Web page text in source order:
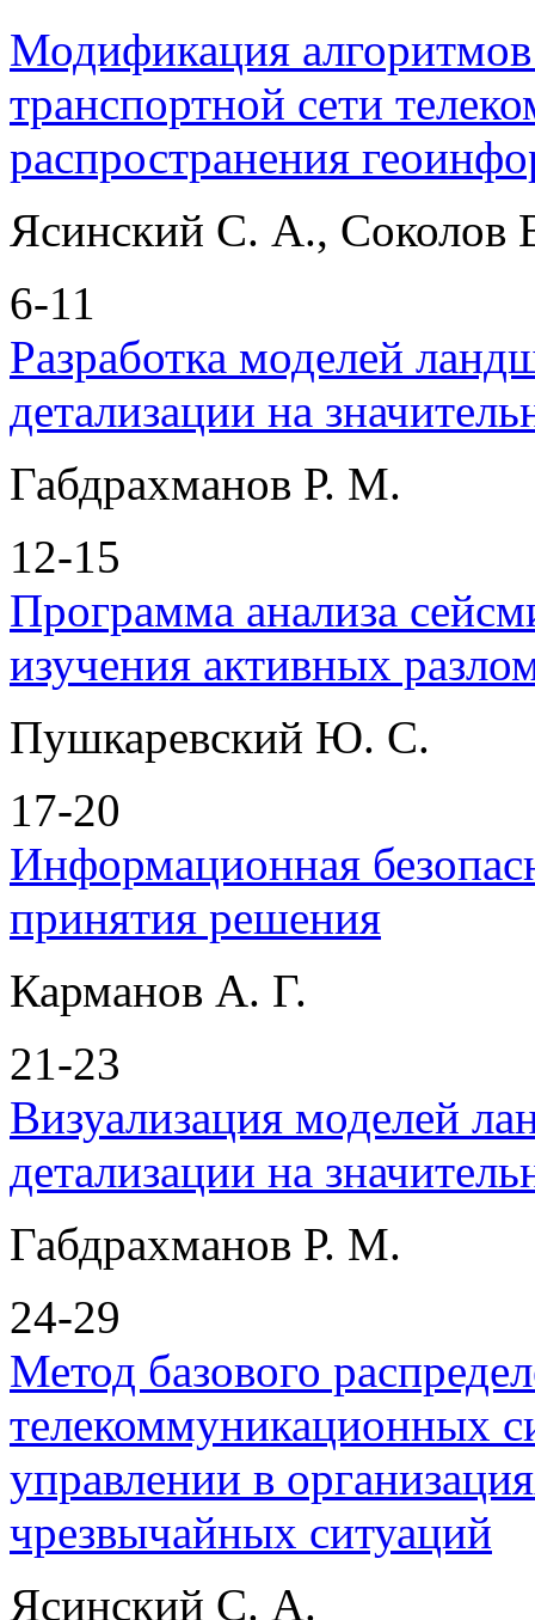
Модификация
транспортной сети
распространения
Ясинский С. А.,
6-11
Разработка моделей
детализации на
Габдрахманов Р. М.
12-15
Программа анализа
изучения активных
Пушкаревский Ю. С.
17-20
Информационная
принятия решения
Карманов А. Г.
21-23
Визуализация моделей
детализации на
Габдрахманов Р. М.
24-29
Метод базового
телекоммуникационных
управлении в
чрезвычайных ситуаций
Ясинский С. А.